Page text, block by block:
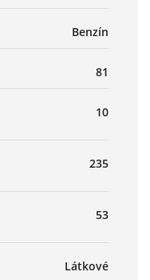
Benzín
81
10
235
53
Látkové